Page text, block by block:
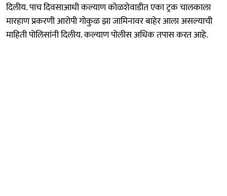
दिलीय. पाच दिवसाआधी कल्याण कोळशेवाडीत एका ट्रक चालकाला
मारहाण प्रकरणी आरोपी गोकुळ झा जामिनावर बाहेर आला असल्याची
माहिती पोलिसांनी दिलीय. कल्याण पोलीस अधिक तपास करत आहे.